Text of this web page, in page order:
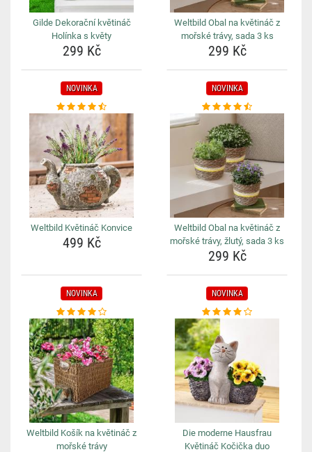
Gilde Dekorační květináč
Holínka s květy
299 Kč
Weltbild Obal na květináč z
mořské trávy, sada 3 ks
299 Kč
NOVINKA
Weltbild Květináč Konvice
499 Kč
NOVINKA
Weltbild Obal na květináč z
mořské trávy, žlutý, sada 3 ks
299 Kč
NOVINKA
Weltbild Košík na květináč z
mořské trávy
NOVINKA
Die moderne Hausfrau
Květináč Kočička duo